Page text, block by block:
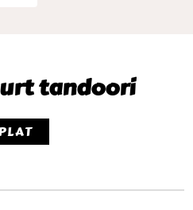
tandoori